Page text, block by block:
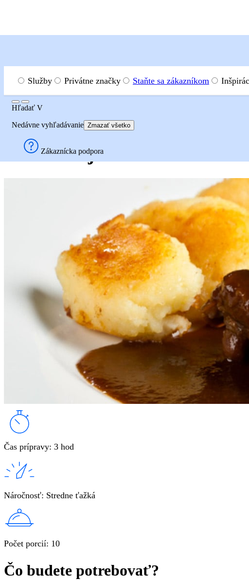
Menu
Hľadať
Hľadať V
Nedávne vyhľadávanie Zmazať všetko
Zákaznícka podpora
Služby Privátne značky Staňte sa zákazníkom
Dusené zajačie stehno s
Čas prípravy: 3 hod
Náročnosť: Stredne ťažká
Počet porcií: 10
Čo budete potrebovať?